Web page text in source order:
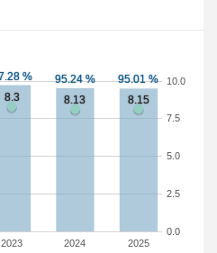
2023 2024 2025
0.0
2.5
5.0
7.5
10.0